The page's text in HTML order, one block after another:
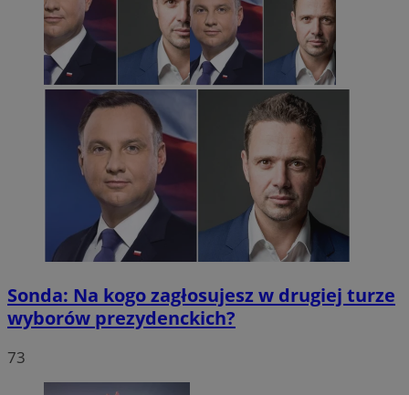
Sonda: Na kogo zagłosujesz w drugiej turze
wyborów prezydenckich?
73